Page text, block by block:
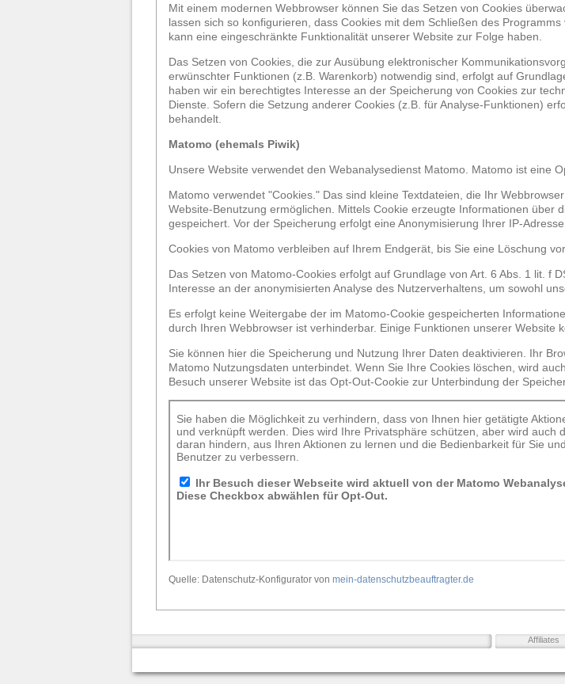
Mit einem modernen Webbrowser können Sie das Setzen von Cookies
lassen sich so konfigurieren, dass Cookies mit dem Schließen des
kann eine eingeschränkte Funktionalität unserer Website zur Folge haben.
Das Setzen von Cookies, die zur Ausübung elektronischer
erwünschter Funktionen (z.B. Warenkorb) notwendig sind, erfolgt auf
haben wir ein berechtigtes Interesse an der Speicherung von Cookies zur
Dienste. Sofern die Setzung anderer Cookies (z.B. für Analyse-Funktionen)
behandelt.
Matomo (ehemals Piwik)
Unsere Website verwendet den Webanalysedienst Matomo. Matomo ist eine
Matomo verwendet "Cookies." Das sind kleine Textdateien, die Ihr
Website-Benutzung ermöglichen. Mittels Cookie erzeugte Informationen über
gespeichert. Vor der Speicherung erfolgt eine Anonymisierung Ihrer IP-Adresse.
Cookies von Matomo verbleiben auf Ihrem Endgerät, bis Sie eine Löschung
Das Setzen von Matomo-Cookies erfolgt auf Grundlage von Art. 6 Abs. 1 lit. f
Interesse an der anonymisierten Analyse des Nutzerverhaltens, um sowohl
Es erfolgt keine Weitergabe der im Matomo-Cookie gespeicherten
durch Ihren Webbrowser ist verhinderbar. Einige Funktionen unserer Website
Sie können hier die Speicherung und Nutzung Ihrer Daten deaktivieren. Ihr
Matomo Nutzungsdaten unterbindet. Wenn Sie Ihre Cookies löschen, wird
Besuch unserer Website ist das Opt-Out-Cookie zur Unterbindung der
Quelle: Datenschutz-Konfigurator von mein-datenschutzbeauftragter.de
Affiliates